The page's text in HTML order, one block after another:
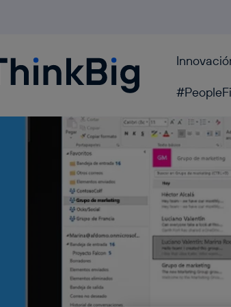
Blogthinkbig.com